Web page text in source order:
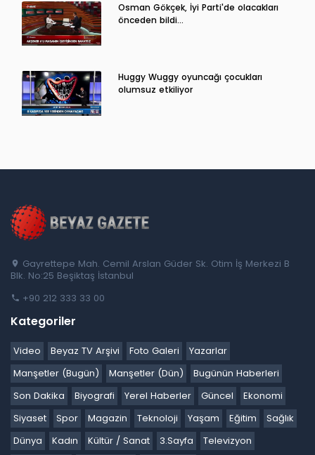
Osman Gökçek, İyi Parti'de olacakları
önceden bildi...
Huggy Wuggy oyuncağı çocukları
olumsuz etkiliyor
Gayrettepe Mah. Cemil Arslan Güder Sk. Otim İş Merkezi B
Blk. No:25 Beşiktaş İstanbul
+90 212 333 33 00
Kategoriler
Video Beyaz TV Arşivi Foto Galeri
Yazarlar
Manşetler (Bugün)
Manşetler (Dün)
Bugünün Haberleri
Son Dakika
Biyografi Yerel Haberler Güncel
Ekonomi
Siyaset
Spor Magazin Teknoloji Yaşam Eğitim
Sağlık
Dünya
Kadın Kültür / Sanat 3.Sayfa
Televizyon